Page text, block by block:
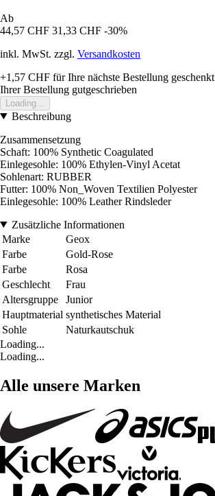
Ab
44,57 CHF 31,33 CHF -30%
inkl. MwSt. zzgl. Versandkosten
+1,57 CHF für Ihre nächste Bestellung geschenkt
Ihrer Bestellung gutgeschrieben
Loading...
Beschreibung
Zusammensetzung
Schaft: 100% Synthetic Coagulated
Einlegesohle: 100% Ethylen-Vinyl Acetat
Sohlenart: RUBBER
Futter: 100% Non_Woven Textilien Polyester
Einlegesohle: 100% Leather Rindsleder
Zusätzliche Informationen
Marke
Geox
Farbe
Gold-Rose
Farbe
Rosa
Geschlecht
Frau
Altersgruppe
Junior
Hauptmaterial synthetisches Material
Sohle
Naturkautschuk
Loading...
Loading...
Alle unsere Marken